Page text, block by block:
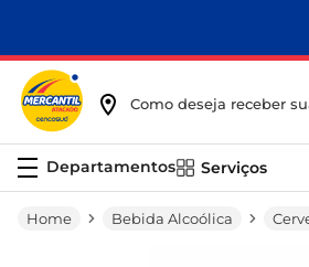
Como deseja receber
Serviços
Bebida Alcoólica